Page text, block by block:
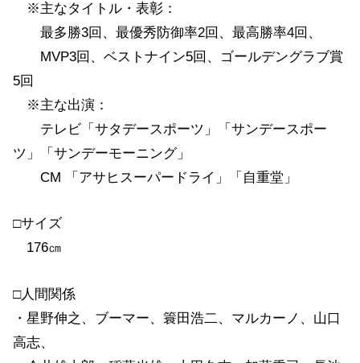
※主なタイトル・表彰：
最多勝3回、最優秀防御率2回、最高勝率4回、
MVP3回、ベストナイン5回、ゴールデングラブ賞
5回
※主な出演：
テレビ「サタデースポーツ」「サンデースポー
ツ」「サンデーモーニング」
CM 「アサヒスーパードライ」「自重堂」
□サイズ
176㎝
□人間関係
・星野伸之、ブーマー、簑田浩二、マルカーノ、山口
高志、